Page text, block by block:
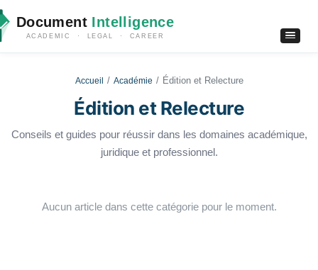
Document Intelligence
ACADEMIC · LEGAL · CAREER
Accueil Académie Édition et Relecture
Édition et Relecture
Conseils et guides pour réussir dans les domaines académique,
juridique et professionnel.
Aucun article dans cette catégorie pour le moment.